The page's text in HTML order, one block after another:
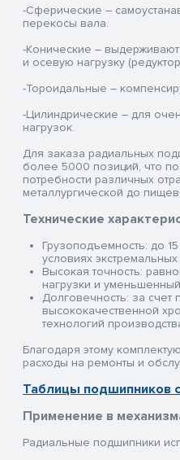
-Сферические –
перекосы вала.
-Конические –
и осевую нагрузку
-Тороидальные –
-Цилиндрические – для
нагрузок.
Для заказа радиальных
более 5000 позиций, что
потребности различных
металлургической до
Технические
Грузоподъемность: до
условиях экстремальных
Высокая точность:
нагрузки и
Долговечность: за счет
высококачественной
технологий
Благодаря этому
расходы на ремонты и
Таблицы подшипников
Применение в
Радиальные подшипники